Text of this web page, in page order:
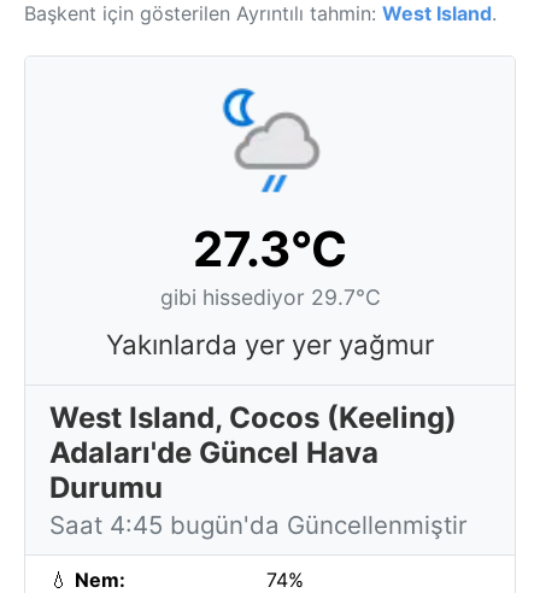
Başkent için gösterilen Ayrıntılı tahmin: West Island.
27.3°C
gibi hissediyor 29.7°C
Yakınlarda yer yer yağmur
West Island, Cocos (Keeling)
Adaları'de Güncel Hava
Durumu
Saat 4:45 bugün'da Güncellenmiştir
💧 Nem: 74%